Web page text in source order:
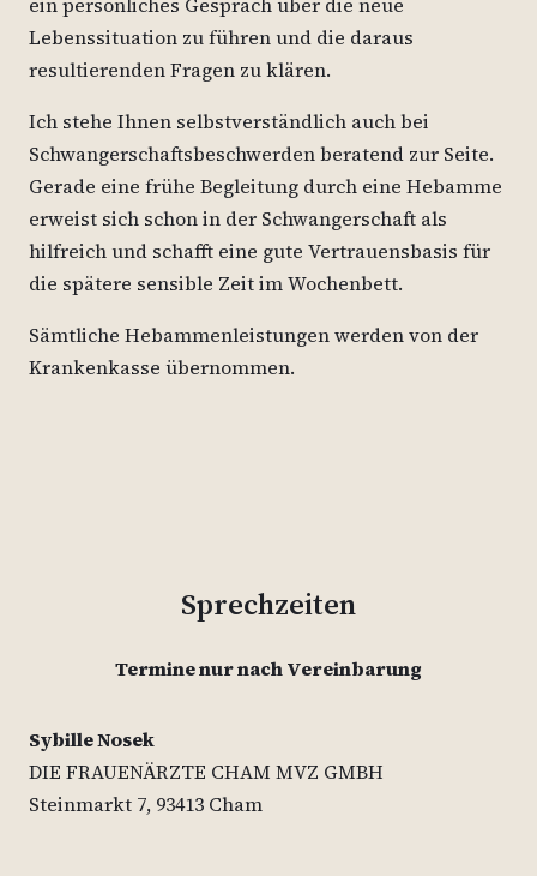
ein persönliches Gespräch über die neue
Lebenssituation zu führen und die daraus
resultierenden Fragen zu klären.
Ich stehe Ihnen selbstverständlich auch bei
Schwangerschaftsbeschwerden beratend zur Seite.
Gerade eine frühe Begleitung durch eine Hebamme
erweist sich schon in der Schwangerschaft als
hilfreich und schafft eine gute Vertrauensbasis für
die spätere sensible Zeit im Wochenbett.
Sämtliche Hebammenleistungen werden von der
Krankenkasse übernommen.
Sprechzeiten
Termine nur nach Vereinbarung
Sybille Nosek
DIE FRAUENÄRZTE CHAM MVZ GMBH
Steinmarkt 7, 93413 Cham